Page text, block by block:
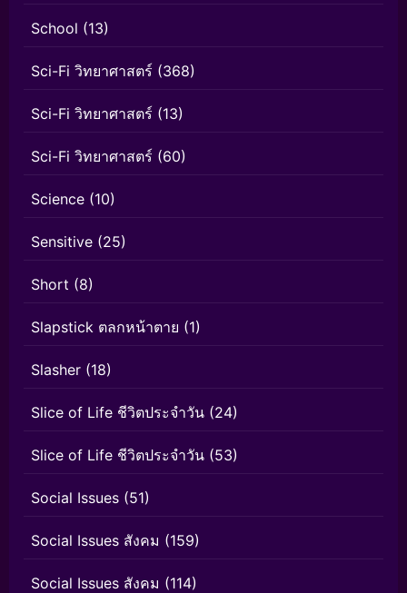
School (13)
Sci-Fi วิทยาศาสตร์ (368)
Sci-Fi วิทยาศาสตร์ (13)
Sci-Fi วิทยาศาสตร์ (60)
Science (10)
Sensitive (25)
Short (8)
Slapstick ตลกหน้าตาย (1)
Slasher (18)
Slice of Life ชีวิตประจำวัน (24)
Slice of Life ชีวิตประจำวัน (53)
Social Issues (51)
Social Issues สังคม (159)
Social Issues สังคม (114)